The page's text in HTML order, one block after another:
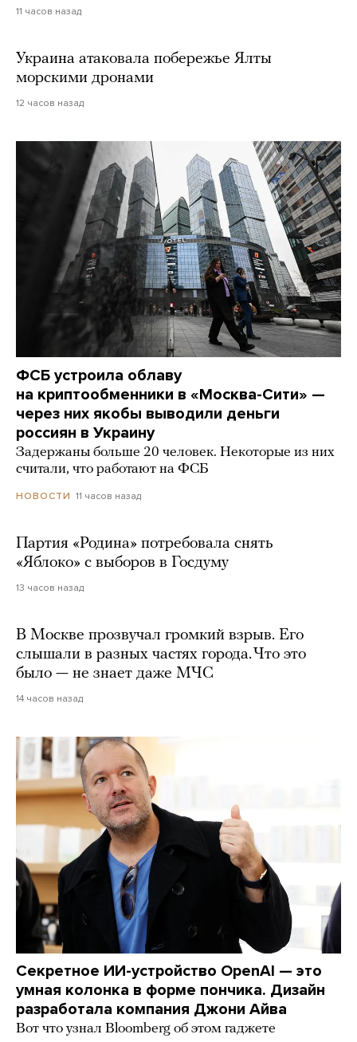
11 часов назад
Украина атаковала побережье Ялты
морскими дронами
12 часов назад
ФСБ устроила облаву
на криптообменники в «Москва-Сити» —
через них якобы выводили деньги
россиян в Украину
Задержаны больше 20 человек. Некоторые из них
считали, что работают на ФСБ
НОВОСТИ 11 часов назад
Партия «Родина» потребовала снять
«Яблоко» с выборов в Госдуму
13 часов назад
В Москве прозвучал громкий взрыв. Его
слышали в разных частях города. Что это
было — не знает даже МЧС
14 часов назад
Секретное ИИ-устройство OpenAI — это
умная колонка в форме пончика. Дизайн
разработала компания Джони Айва
Вот что узнал Bloomberg об этом гаджете